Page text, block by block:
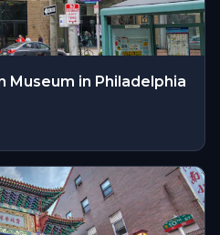
Museum in Philadelphia